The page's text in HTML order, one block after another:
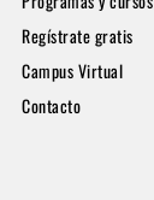
Regístrate gratis
Campus Virtual
Contacto